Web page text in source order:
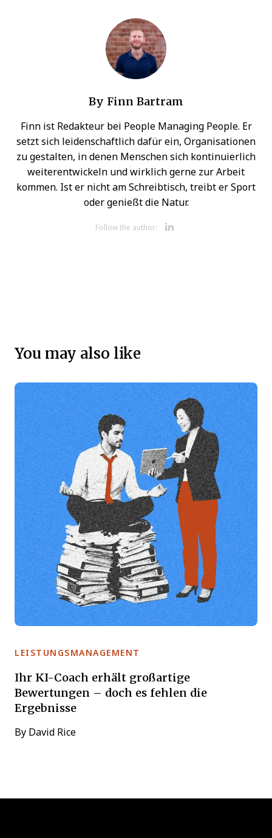
By Finn Bartram
Finn ist Redakteur bei People Managing People. Er
setzt sich leidenschaftlich dafür ein, Organisationen
zu gestalten, in denen Menschen sich kontinuierlich
weiterentwickeln und wirklich gerne zur Arbeit
kommen. Ist er nicht am Schreibtisch, treibt er Sport
oder genießt die Natur.
Follow the author:
You may also like
LEISTUNGSMANAGEMENT
Ihr KI-Coach erhält großartige
Bewertungen – doch es fehlen die
Ergebnisse
By David Rice